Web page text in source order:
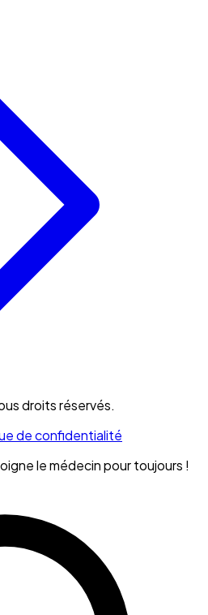
droits réservés.
de confidentialité
le médecin pour toujours !